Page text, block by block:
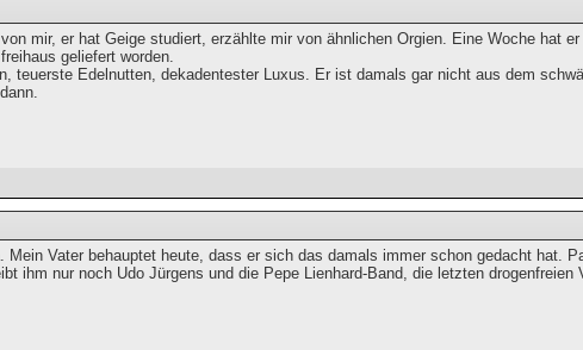
mir, er hat Geige studiert, erzählte mir von ähnlichen Orgien. Eine Woche hat
geliefert worden.
teuerste Edelnutten, dekadentester Luxus. Er ist damals gar nicht aus dem
Mein Vater behauptet heute, dass er sich das damals immer schon gedacht hat.
ihm nur noch Udo Jürgens und die Pepe Lienhard-Band, die letzten drogenfreien